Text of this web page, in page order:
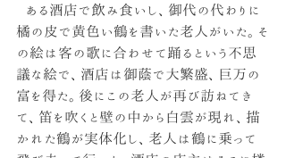
橘の皮で黄色い鶴を書いた老人がいた。そ
の絵は客の歌に合わせて踊るという不思
議な絵で、酒店は御蔭で大繁盛、巨万の
富を得た。後にこの老人が再び訪ねてき
て、笛を吹くと壁の中から白雲が現れ、描
かれた鶴が実体化し、老人は鶴に乗って